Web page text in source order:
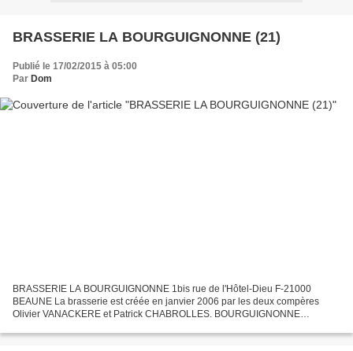
BRASSERIE LA BOURGUIGNONNE (21)
Publié le 17/02/2015 à 05:00
Par Dom
BRASSERIE LA BOURGUIGNONNE 1bis rue de l'Hôtel-Dieu F-21000
BEAUNE La brasserie est créée en janvier 2006 par les deux compères
Olivier VANACKERE et Patrick CHABROLLES. BOURGUIGNONNE
BLANCHE,...